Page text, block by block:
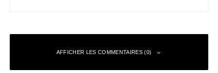
AFFICHER LES COMMENTAIRES (0)